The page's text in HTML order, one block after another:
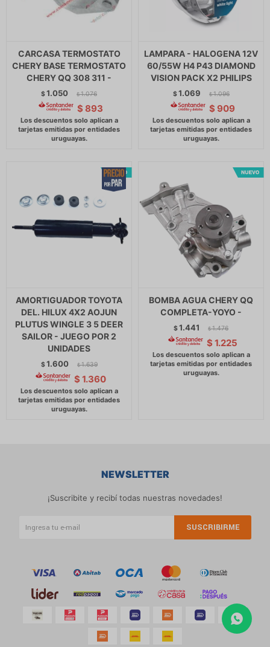
CARCASA TERMOSTATO
CHERY BASE TERMOSTATO
CHERY QQ 308 311 -
$1.050 $ 1.076
$ 893
LAMPARA - HALOGENA 12V
60/55W H4 P43 DIAMOND
VISION PACK X2 PHILIPS
$1.069 $ 1.096
$ 909
AMORTIGUADOR TOYOTA
DEL. HILUX 4X2 AOJUN
PLUTUS WINGLE 3 5 DEER
SAILOR - JUEGO POR 2
UNIDADES
$1.600 $ 1.639
$ 1.360
BOMBA AGUA CHERY QQ
COMPLETA-YOYO -
$1.441 $ 1.476
$ 1.225
NEWSLETTER
¡Suscribite y recibí todas nuestras novedades!
SUSCRIBIRME